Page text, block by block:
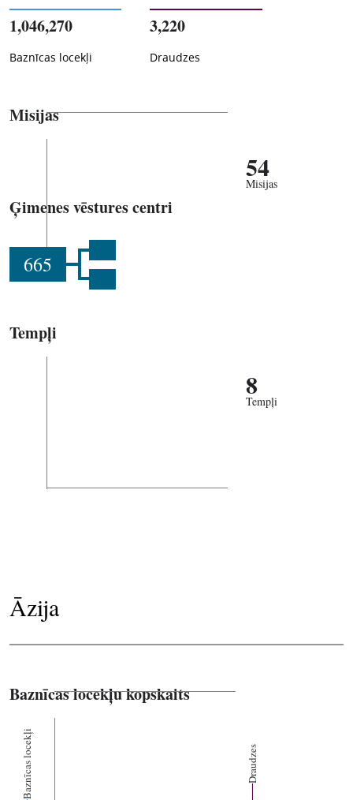
1,046,270
Baznīcas locekļi
3,220
Draudzes
Misijas
54
Misijas
Ģimenes vēstures centri
665
Tempļi
8
Tempļi
Āzija
Baznīcas locekļu kopskaits
Baznīcas locekļi Draudzes